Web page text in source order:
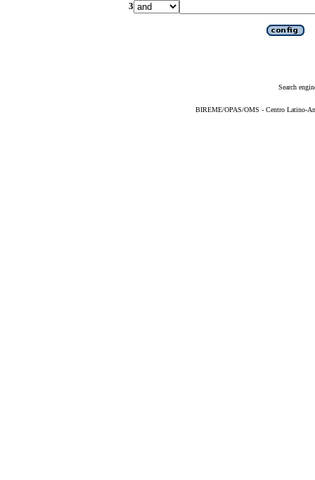
3
Search
BIREME/OPAS/OMS - Centro Latino-